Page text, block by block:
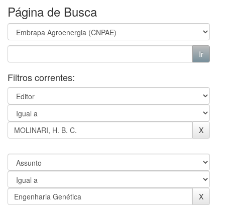
Página de Busca
Filtros correntes: